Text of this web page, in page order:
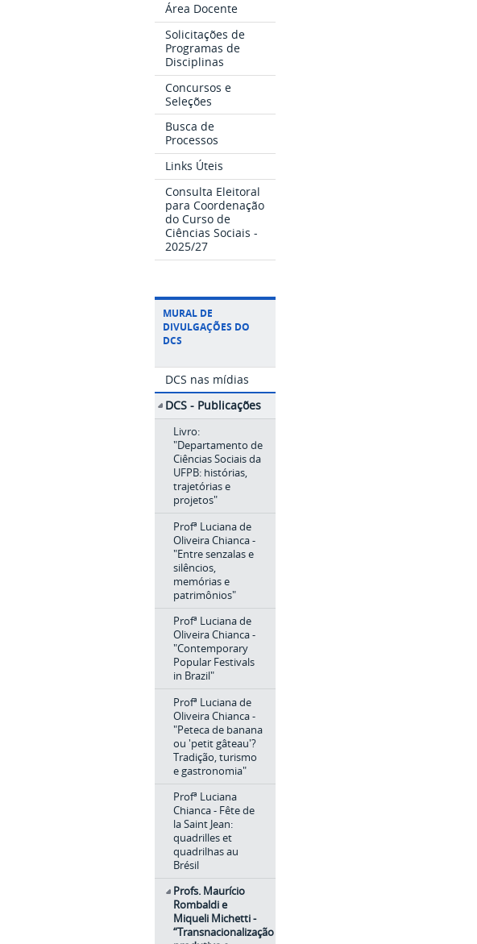
Área Docente
Solicitações de
Programas de
Disciplinas
Concursos e
Seleções
Busca de
Processos
Links Úteis
Consulta Eleitoral
para Coordenação
do Curso de
Ciências Sociais -
2025/27
MURAL DE
DIVULGAÇÕES DO
DCS
DCS nas mídias
DCS - Publicações
Livro:
"Departamento de
Ciências Sociais da
UFPB: histórias,
trajetórias e
projetos"
Profª Luciana de
Oliveira Chianca -
"Entre senzalas e
silêncios,
memórias e
patrimônios"
Profª Luciana de
Oliveira Chianca -
"Contemporary
Popular Festivals
in Brazil"
Profª Luciana de
Oliveira Chianca -
"Peteca de banana
ou 'petit gâteau'?
Tradição, turismo
e gastronomia"
Profª Luciana
Chianca - Fête de
la Saint Jean:
quadrilles et
quadrilhas au
Brésil
Profs. Maurício
Rombaldi e
Miqueli Michetti -
“Transnacionalização